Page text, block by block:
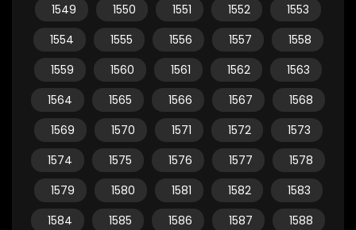
1549
1550 1551 1552
1553
1554
1555 1556 1557
1558
1559
1560 1561 1562
1563
1564
1565 1566 1567
1568
1569
1570 1571 1572
1573
1574
1575 1576 1577
1578
1579
1580 1581 1582
1583
1584
1585 1586 1587
1588